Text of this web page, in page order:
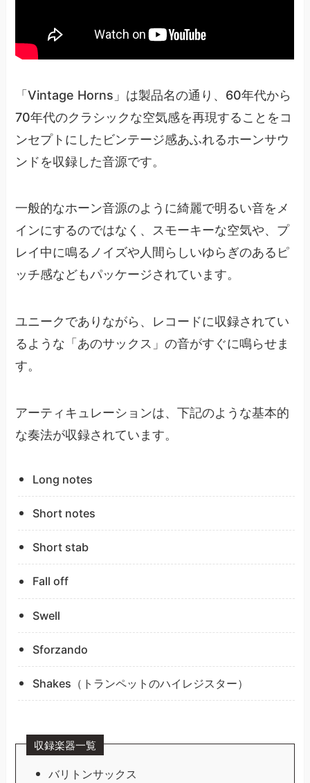
「Vintage Horns」は製品名の通り、60年代から
70年代のクラシックな空気感を再現することをコ
ンセプトにしたビンテージ感あふれるホーンサウ
ンドを収録した音源です。
一般的なホーン音源のように綺麗で明るい音をメ
インにするのではなく、スモーキーな空気や、プ
レイ中に鳴るノイズや人間らしいゆらぎのあるピ
ッチ感などもパッケージされています。
ユニークでありながら、レコードに収録されてい
るような「あのサックス」の音がすぐに鳴らせま
す。
アーティキュレーションは、下記のような基本的
な奏法が収録されています。
Long notes
Short notes
Short stab
Fall off
Swell
Sforzando
Shakes（トランペットのハイレジスター）
収録楽器一覧
バリトンサックス